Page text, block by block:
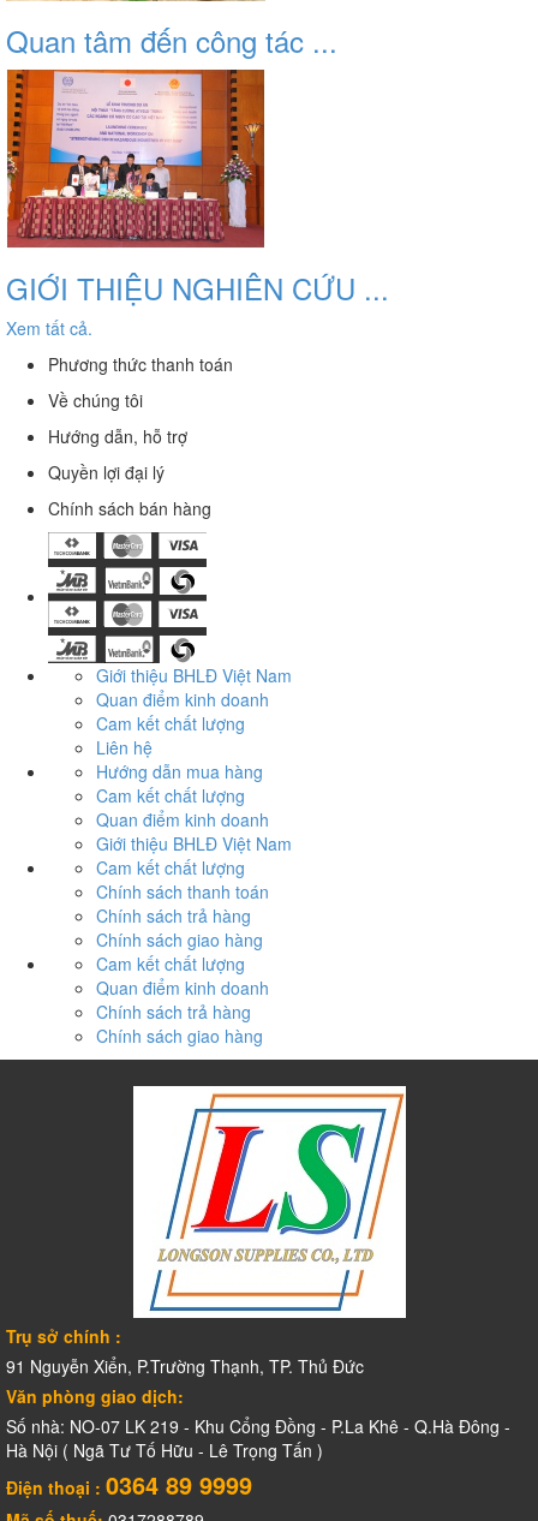
Quan tâm đến công tác ...
GIỚI THIỆU NGHIÊN CỨU ...
Xem tất cả.
Phương thức thanh toán
Về chúng tôi
Hướng dẫn, hỗ trợ
Quyền lợi đại lý
Chính sách bán hàng
Giới thiệu BHLĐ Việt Nam
Quan điểm kinh doanh
Cam kết chất lượng
Liên hệ
Hướng dẫn mua hàng
Cam kết chất lượng
Quan điểm kinh doanh
Giới thiệu BHLĐ Việt Nam
Cam kết chất lượng
Chính sách thanh toán
Chính sách trả hàng
Chính sách giao hàng
Cam kết chất lượng
Quan điểm kinh doanh
Chính sách trả hàng
Chính sách giao hàng
Trụ sở chính :
91 Nguyễn Xiển, P.Trường Thạnh, TP. Thủ Đức
Văn phòng giao dịch:
Số nhà: NO-07 LK 219 - Khu Cổng Đồng - P.La Khê - Q.Hà Đông -
Hà Nội ( Ngã Tư Tố Hữu - Lê Trọng Tấn )
Điện thoại : 0364 89 9999